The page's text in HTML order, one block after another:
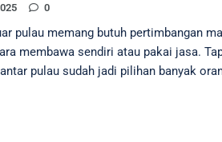
0
pulau memang butuh pertimbangan
membawa sendiri atau pakai jasa.
pulau sudah jadi pilihan banyak